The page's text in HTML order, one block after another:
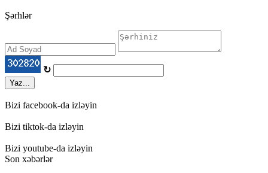
Şərhlər
↻
Yaz...
Bizi facebook-da izləyin
Bizi tiktok-da izləyin
Bizi youtube-da izləyin
Son xəbərlər